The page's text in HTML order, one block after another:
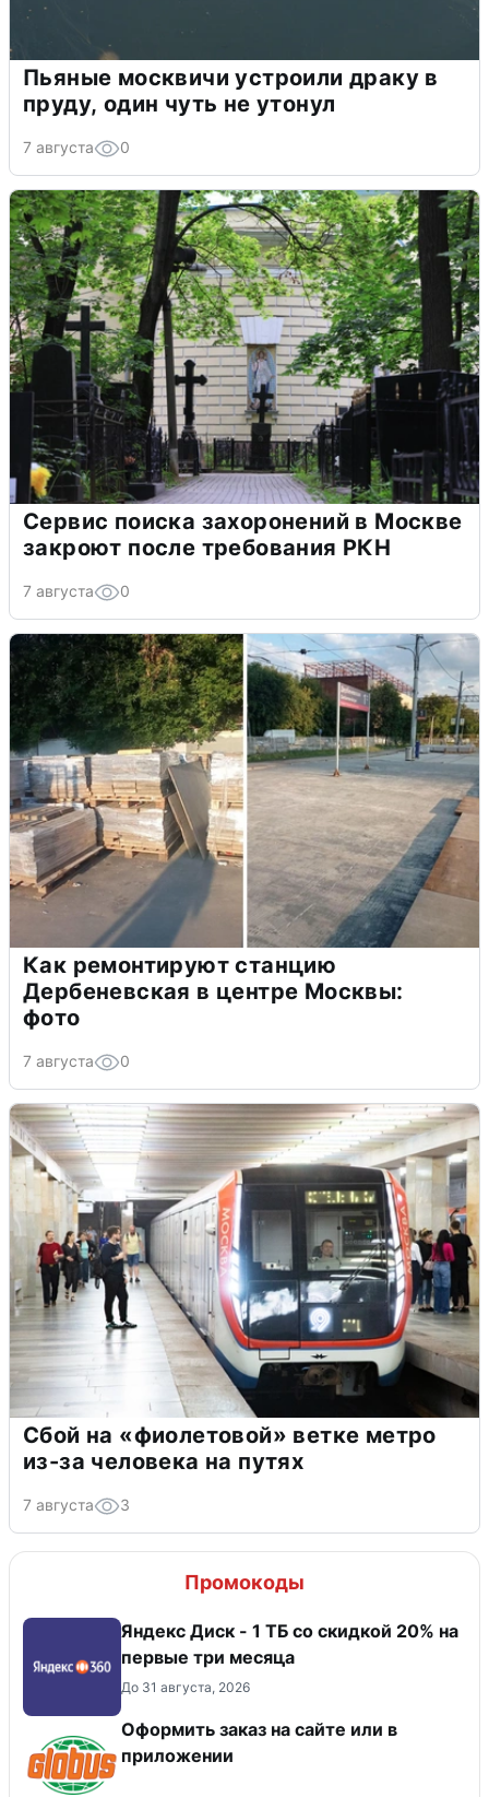
Пьяные москвичи устроили драку в
пруду, один чуть не утонул
7 августа 0
Сервис поиска захоронений в Москве
закроют после требования РКН
7 августа 0
Как ремонтируют станцию
Дербеневская в центре Москвы:
фото
7 августа 0
Сбой на «фиолетовой» ветке метро
из-за человека на путях
7 августа 3
Промокоды
Яндекс Диск - 1 ТБ со скидкой 20% на
первые три месяца
До 31 августа, 2026
Оформить заказ на сайте или в
приложении